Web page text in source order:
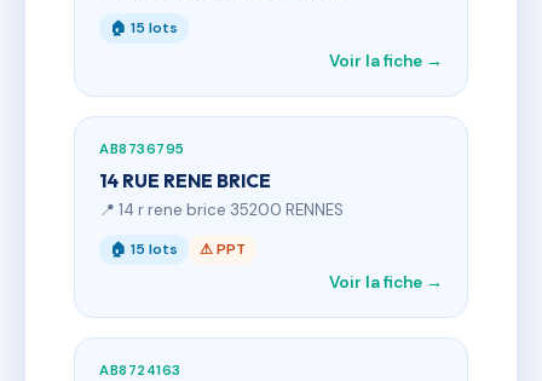
🏠 15 lots
Voir la fiche →
AB8736795
14 RUE RENE BRICE
📍 14 r rene brice 35200 RENNES
🏠 15 lots ⚠ PPT
Voir la fiche →
AB8724163